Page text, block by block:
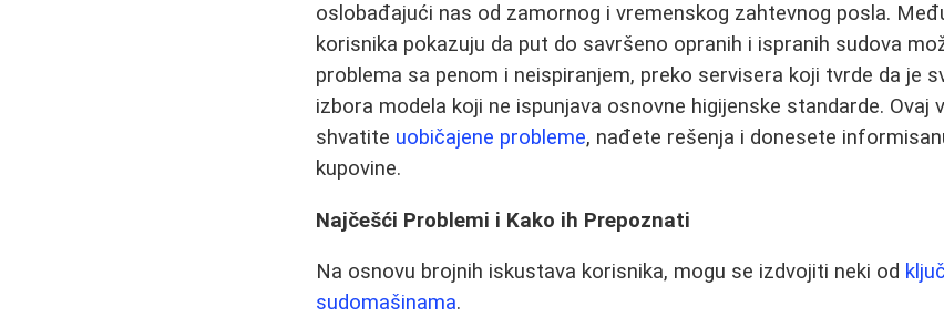
oslobađajući nas od zamornog i vremenskog zahtevnog posla.
korisnika pokazuju da put do savršeno opranih i ispranih sudova
problema sa penom i neispiranjem, preko servisera koji tvrde da je
izbora modela koji ne ispunjava osnovne higijenske standarde. Ovaj
shvatite uobičajene probleme, nađete rešenja i donesete
kupovine.
Najčešći Problemi i Kako ih Prepoznati
Na osnovu brojnih iskustava korisnika, mogu se izdvojiti neki od
sudomašinama.